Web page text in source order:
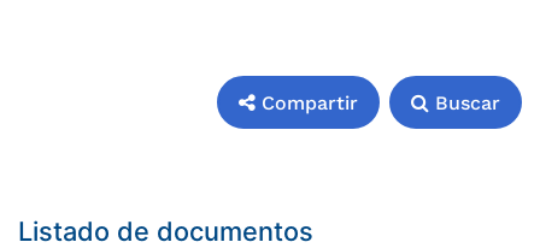
Compartir Buscar
Listado de documentos